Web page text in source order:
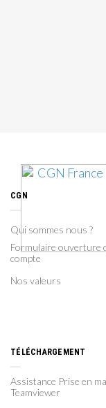
CGN
Qui sommes nous ?
Formulaire ouverture
compte
Nos valeurs
TÉLÉCHARGEMENT
Assistance Prise en
Teamviewer